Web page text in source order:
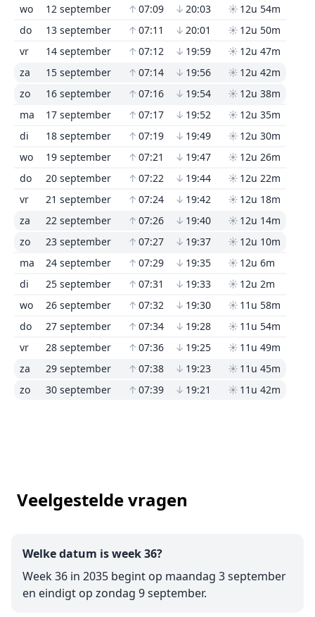
wo 12 september ↑ 07:09 ↓ 20:03 ☀ 12u 54m
do
13 september ↑ 07:11 ↓ 20:01 ☀ 12u 50m
vr
14 september ↑ 07:12 ↓ 19:59 ☀ 12u 47m
za
15 september ↑ 07:14 ↓ 19:56 ☀ 12u 42m
zo
16 september ↑ 07:16 ↓ 19:54 ☀ 12u 38m
ma
17 september ↑ 07:17 ↓ 19:52 ☀ 12u 35m
di
18 september ↑ 07:19 ↓ 19:49 ☀ 12u 30m
wo
19 september ↑ 07:21 ↓ 19:47 ☀ 12u 26m
do
20 september ↑ 07:22 ↓ 19:44 ☀ 12u 22m
vr
21 september ↑ 07:24 ↓ 19:42 ☀ 12u 18m
za
22 september ↑ 07:26 ↓ 19:40 ☀ 12u 14m
zo
23 september ↑ 07:27 ↓ 19:37 ☀ 12u 10m
ma
24 september ↑ 07:29 ↓ 19:35 ☀ 12u 6m
di
25 september ↑ 07:31 ↓ 19:33 ☀ 12u 2m
wo
26 september ↑ 07:32 ↓ 19:30 ☀ 11u 58m
do
27 september ↑ 07:34 ↓ 19:28 ☀ 11u 54m
vr
28 september ↑ 07:36 ↓ 19:25 ☀ 11u 49m
za
29 september ↑ 07:38 ↓ 19:23 ☀ 11u 45m
zo
30 september ↑ 07:39 ↓ 19:21 ☀ 11u 42m
Veelgestelde vragen
Welke datum is week 36?
Week 36 in 2035 begint op maandag 3 september
en eindigt op zondag 9 september.